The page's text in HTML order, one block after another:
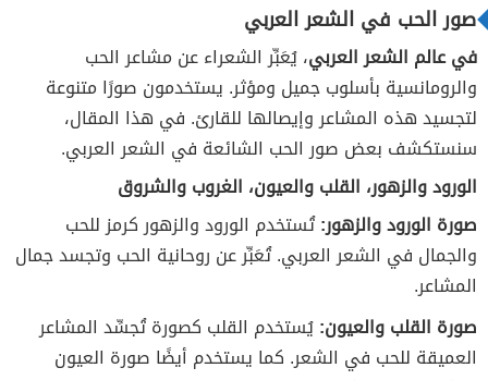
صور الحب في الشعر العربي
في عالم الشعر العربي، يُعَبِّر الشعراء عن مشاعر الحب
والرومانسية بأسلوب جميل ومؤثر. يستخدمون صورًا متنوعة
لتجسيد هذه المشاعر وإيصالها للقارئ. في هذا المقال،
سنستكشف بعض صور الحب الشائعة في الشعر العربي.
الورود والزهور، القلب والعيون، الغروب والشروق
صورة الورود والزهور:تُستخدم الورود والزهور كرمز للحب
والجمال في الشعر العربي. تُعَبِّر عن روحانية الحب وتجسد جمال
المشاعر.
صورة القلب والعيون:يُستخدم القلب كصورة تُجسِّد المشاعر
العميقة للحب في الشعر. كما يستخدم أيضًا صورة العيون